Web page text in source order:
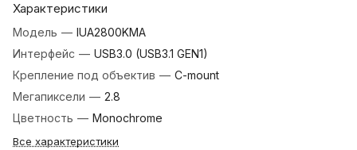
Характеристики
Модель — IUA2800KMA
Интерфейс — USB3.0 (USB3.1 GEN1)
Крепление под объектив — C-mount
Мегапиксели — 2.8
Цветность — Monochrome
Все характеристики